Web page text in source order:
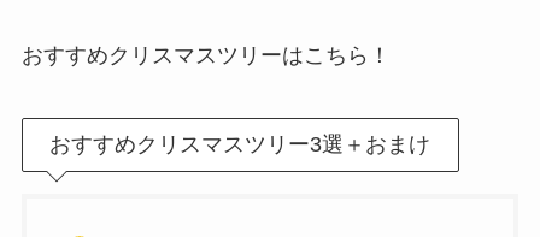
おすすめクリスマスツリーはこちら！
おすすめクリスマスツリー3選＋おまけ